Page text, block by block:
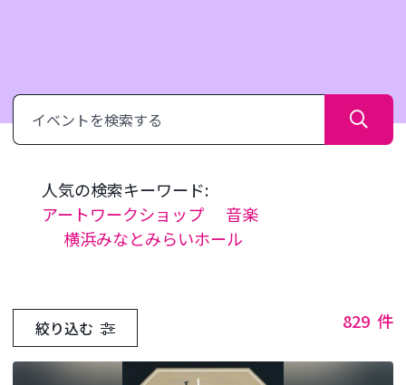
さ
が
す
人気の検索キーワード:
アートワークショップ
音楽
横浜みなとみらいホール
絞り込む 829 件